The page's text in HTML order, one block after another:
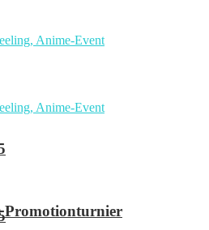
Promotionturnier